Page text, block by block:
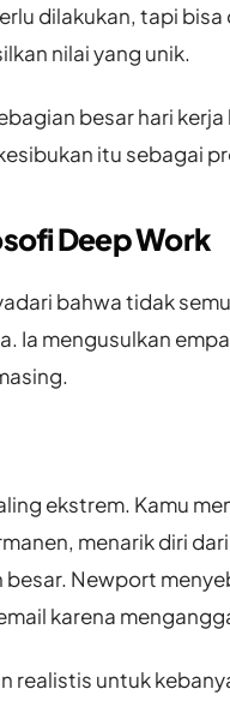
dilakukan, tapi
nilai yang unik.
besar hari
itu sebagai
Deep Work
bahwa tidak
Ia mengusulkan
ekstrem. Kamu
menarik diri
besar. Newport
karena
realistis untuk